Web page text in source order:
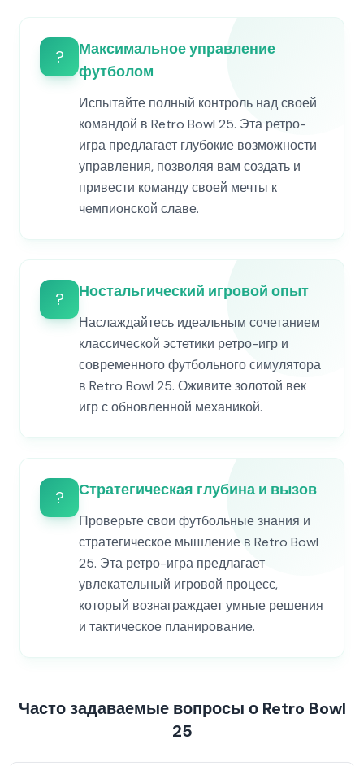
?
Максимальное управление
футболом
Испытайте полный контроль над своей
командой в Retro Bowl 25. Эта ретро-
игра предлагает глубокие возможности
управления, позволяя вам создать и
привести команду своей мечты к
чемпионской славе.
? Ностальгический игровой опыт
Наслаждайтесь идеальным сочетанием
классической эстетики ретро-игр и
современного футбольного симулятора
в Retro Bowl 25. Оживите золотой век
игр с обновленной механикой.
? Стратегическая глубина и вызов
Проверьте свои футбольные знания и
стратегическое мышление в Retro Bowl
25. Эта ретро-игра предлагает
увлекательный игровой процесс,
который вознаграждает умные решения
и тактическое планирование.
Часто задаваемые вопросы о Retro Bowl
25